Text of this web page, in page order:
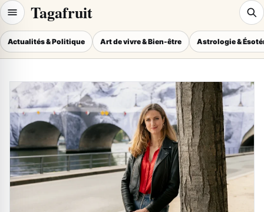
Tagafruit
Actualités & Politique Art de vivre & Bien-être Astrologie &